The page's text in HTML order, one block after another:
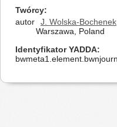
Twórcy
autor
J. Wolska-Bochenek
Warszawa, Poland
Identyfikator YADDA